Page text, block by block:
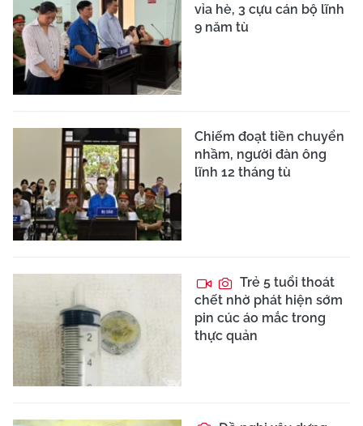
vỉa hè, 3 cựu cán bộ lĩnh
9 năm tù
Chiếm đoạt tiền chuyển
nhầm, người đàn ông
lĩnh 12 tháng tù
Trẻ 5 tuổi thoát
chết nhờ phát hiện sớm
pin cúc áo mắc trong
thực quản